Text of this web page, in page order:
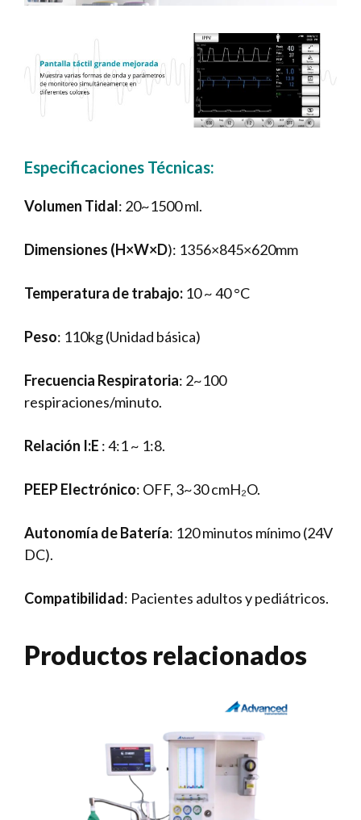
Especificaciones Técnicas:
Volumen Tidal: 20~1500 ml.
Dimensiones (H×W×D): 1356×845×620mm
Temperatura de trabajo: 10 ~ 40 °C
Peso: 110kg (Unidad básica)
Frecuencia Respiratoria: 2~100
respiraciones/minuto.
Relación I:E : 4:1 ~ 1:8.
PEEP Electrónico: OFF, 3~30 cmH₂O.
Autonomía de Batería: 120 minutos mínimo (24V
DC).
Compatibilidad: Pacientes adultos y pediátricos.
Productos relacionados